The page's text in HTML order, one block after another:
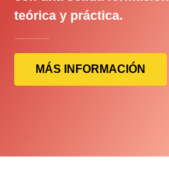
teórica y práctica.
MÁS INFORMACIÓN